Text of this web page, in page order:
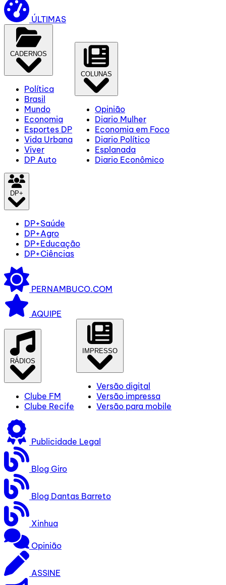
ÚLTIMAS
CADERNOS
Política
Brasil
Mundo
Economia
Esportes DP
Vida Urbana
Viver
DP Auto
COLUNAS
Opinião
Diario Mulher
Economia em Foco
Diario Político
Esplanada
Diario Econômico
DP+
DP+Saúde
DP+Agro
DP+Educação
DP+Ciências
PERNAMBUCO.COM
AQUIPE
RÁDIOS
Clube FM
Clube Recife
IMPRESSO
Versão digital
Versão impressa
Versão para mobile
Publicidade Legal
Blog Giro
Blog Dantas Barreto
Xinhua
Opinião
ASSINE